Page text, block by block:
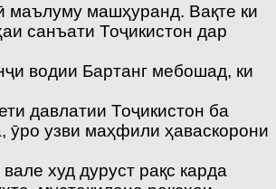
маълуму машҳуранд. Вақте ки
санъати Тоҷикистон дар
водии Бартанг мебошад, ки
давлатии Тоҷикистон ба
ӯро узви маҳфили ҳаваскорони
худ дуруст рақс карда